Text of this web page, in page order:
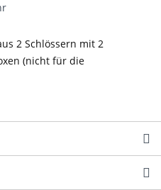
2 Schlössern mit 2
(nicht für die